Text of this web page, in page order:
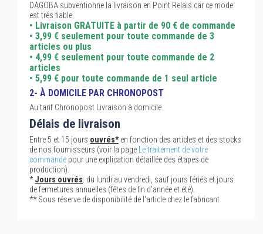
DAGOBA subventionne la livraison en Point Relais car ce mode
est très fiable.
• Livraison GRATUITE à partir de 90 € de commande
• 3,99 € seulement pour toute commande de 3
articles ou plus
• 4,99 € seulement pour toute commande de 2
articles
• 5,99 € pour toute commande de 1 seul article
2- À DOMICILE PAR CHRONOPOST
Au tarif Chronopost Livraison à domicile.
Délais de livraison
Entre 5 et 15 jours ouvrés*en fonction des articles et des stocks
de nos fournisseurs (voir la page
Le traitement de votre
commande pour une explication détaillée des étapes de
production).
*Jours ouvrés: du lundi au vendredi, sauf jours fériés et jours
de fermetures annuelles (fêtes de fin d'année et été).
** Sous réserve de disponibilité de l'article chez le fabricant